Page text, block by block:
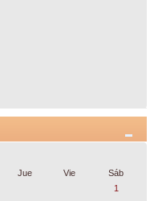
Jue Vie
Sáb
1